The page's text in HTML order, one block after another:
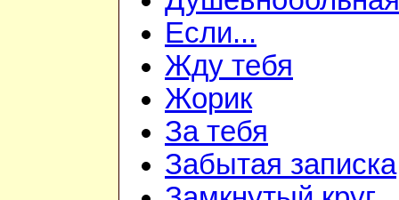
Если...
Жду тебя
Жорик
За тебя
Забытая записка